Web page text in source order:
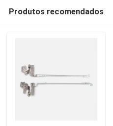
Produtos recomendados